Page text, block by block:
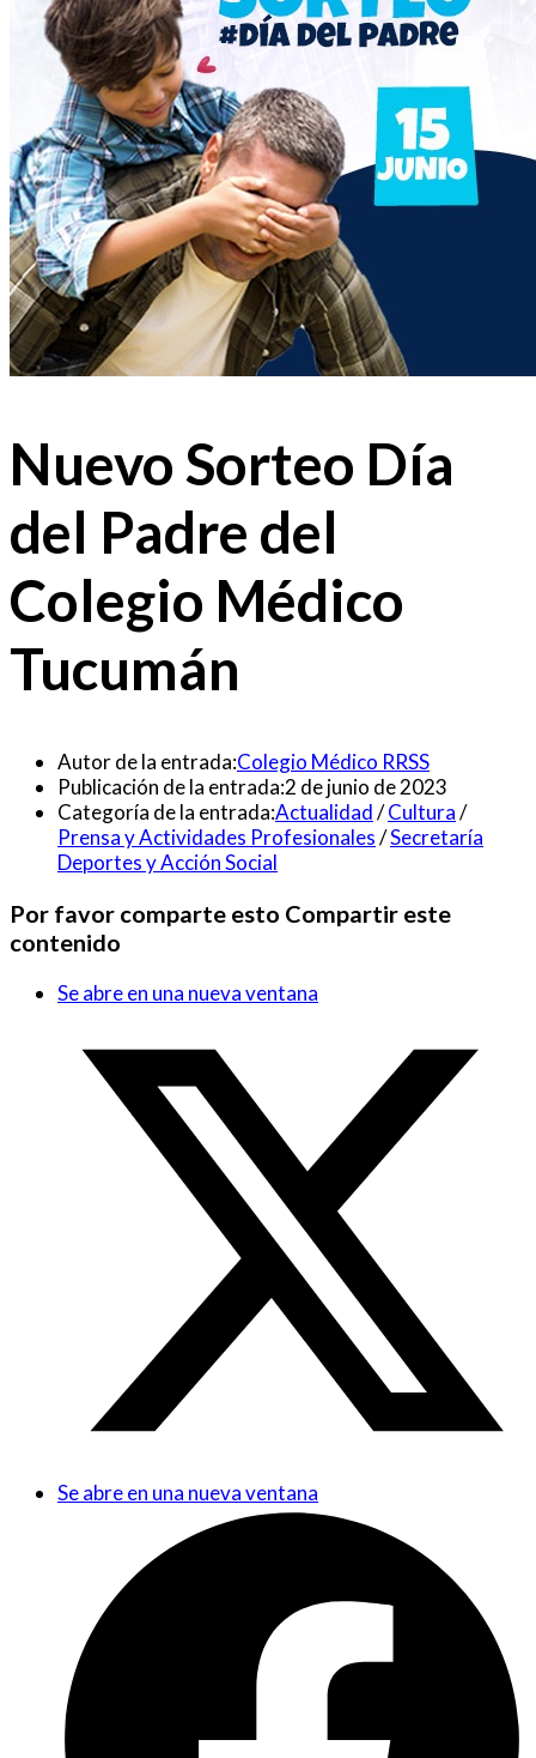
Nuevo Sorteo Día
del Padre del
Colegio Médico
Tucumán
Autor de la entrada:Colegio Médico RRSS
Publicación de la entrada:2 de junio de 2023
Categoría de la entrada:Actualidad/Cultura/
Prensa y Actividades Profesionales/Secretaría
Deportes y Acción Social
Por favor comparte esto Compartir este
contenido
Se abre en una nueva ventana
Se abre en una nueva ventana